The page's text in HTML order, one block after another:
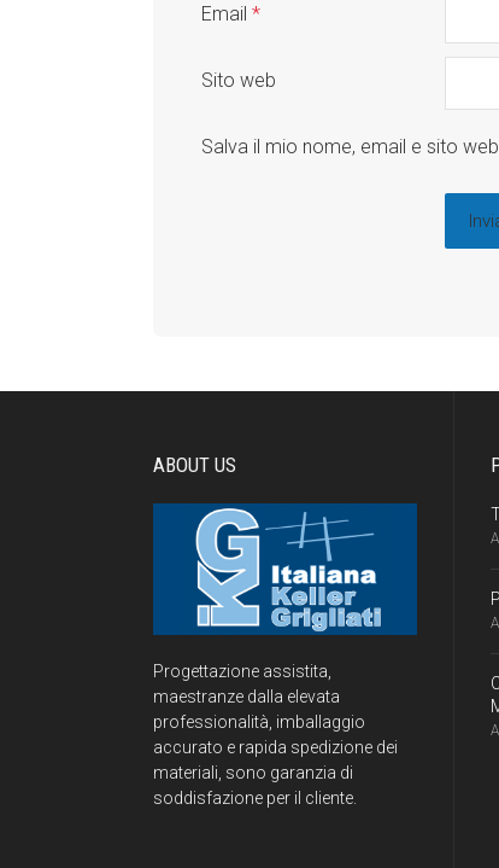
Email *
Sito web
Salva il mio nome, email e sito
ABOUT US
Progettazione assistita,
maestranze dalla elevata
professionalità, imballaggio
accurato e rapida spedizione dei
materiali, sono garanzia di
soddisfazione per il cliente.